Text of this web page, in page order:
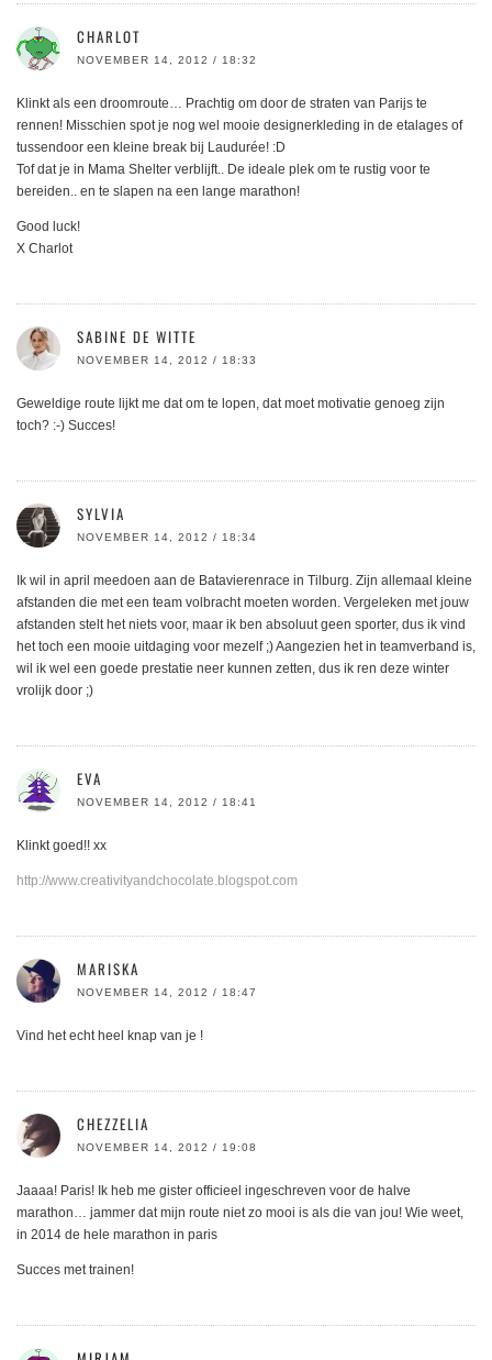
CHARLOT
NOVEMBER 14, 2012 / 18:32
Klinkt als een droomroute… Prachtig om door de straten van Parijs te
rennen! Misschien spot je nog wel mooie designerkleding in de etalages of
tussendoor een kleine break bij Laudurée! :D
Tof dat je in Mama Shelter verblijft.. De ideale plek om te rustig voor te
bereiden.. en te slapen na een lange marathon!
Good luck!
X Charlot
SABINE DE WITTE
NOVEMBER 14, 2012 / 18:33
Geweldige route lijkt me dat om te lopen, dat moet motivatie genoeg zijn
toch? :-) Succes!
SYLVIA
NOVEMBER 14, 2012 / 18:34
Ik wil in april meedoen aan de Batavierenrace in Tilburg. Zijn allemaal kleine
afstanden die met een team volbracht moeten worden. Vergeleken met jouw
afstanden stelt het niets voor, maar ik ben absoluut geen sporter, dus ik vind
het toch een mooie uitdaging voor mezelf ;) Aangezien het in teamverband is,
wil ik wel een goede prestatie neer kunnen zetten, dus ik ren deze winter
vrolijk door ;)
EVA
NOVEMBER 14, 2012 / 18:41
Klinkt goed!! xx
http://www.creativityandchocolate.blogspot.com
MARISKA
NOVEMBER 14, 2012 / 18:47
Vind het echt heel knap van je !
CHEZZELIA
NOVEMBER 14, 2012 / 19:08
Jaaaa! Paris! Ik heb me gister officieel ingeschreven voor de halve
marathon… jammer dat mijn route niet zo mooi is als die van jou! Wie weet,
in 2014 de hele marathon in paris
Succes met trainen!